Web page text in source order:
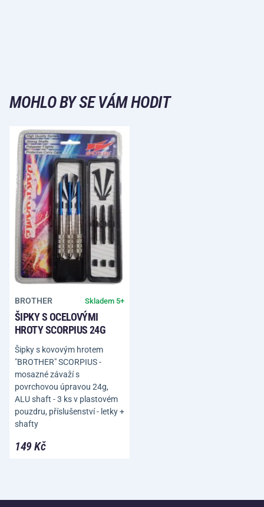
MOHLO BY SE VÁM HODIT
BROTHER Skladem 5+
ŠIPKY S OCELOVÝMI
HROTY SCORPIUS 24G
Šipky s kovovým hrotem
"BROTHER" SCORPIUS -
mosazné závaží s
povrchovou úpravou 24g,
ALU shaft - 3 ks v plastovém
pouzdru, příslušenství - letky +
shafty
149 Kč